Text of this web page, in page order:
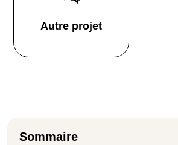
Autre projet
Sommaire